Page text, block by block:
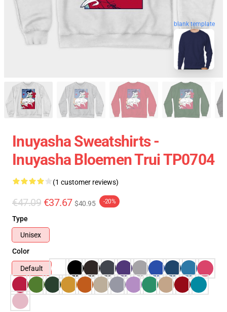
blank template
Inuyasha Sweatshirts -
Inuyasha Bloemen Trui TP0704
(1 customer reviews)
€47.09 €37.67 $40.95 -20%
Type
Unisex
Color
Default